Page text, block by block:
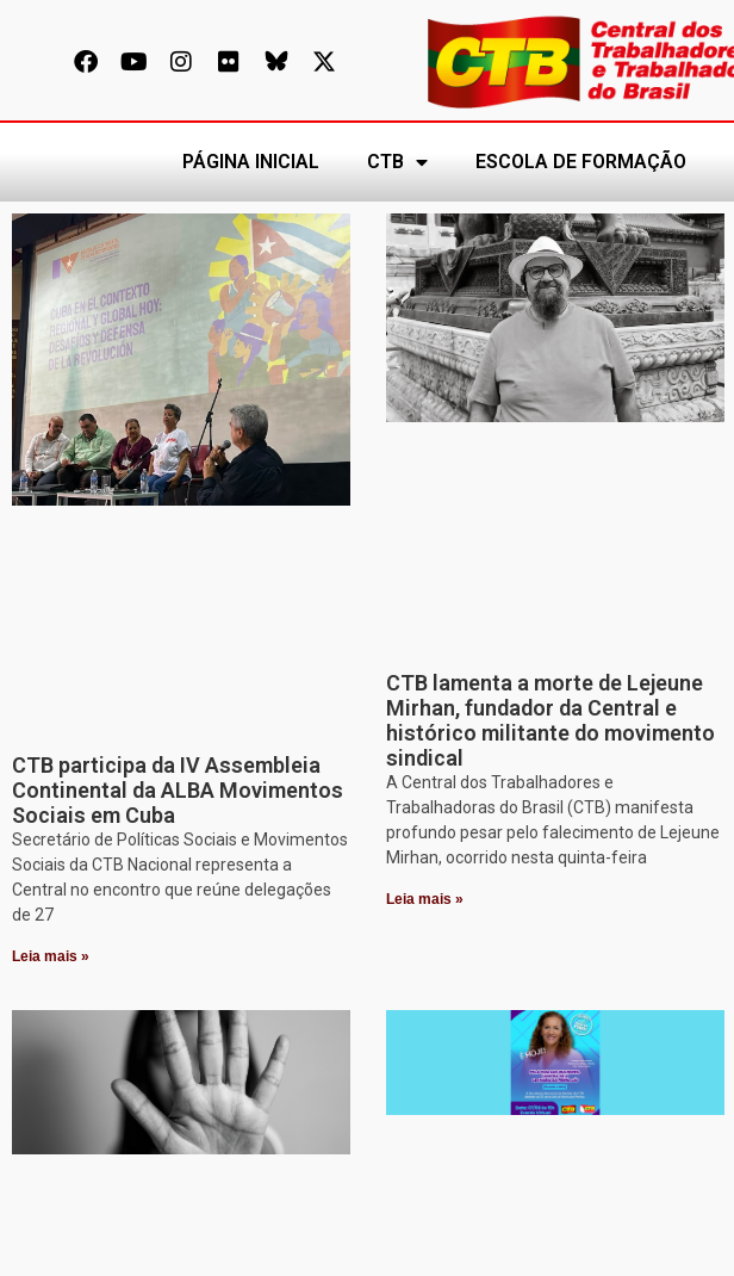
PÁGINA INICIAL CTB ESCOLA DE FORMAÇÃO
CTB participa da IV Assembleia
Continental da ALBA Movimentos
Sociais em Cuba
Secretário de Políticas Sociais e Movimentos
Sociais da CTB Nacional representa a
Central no encontro que reúne delegações
de 27
Leia mais »
CTB lamenta a morte de Lejeune
Mirhan, fundador da Central e
histórico militante do movimento
sindical
A Central dos Trabalhadores e
Trabalhadoras do Brasil (CTB) manifesta
profundo pesar pelo falecimento de Lejeune
Mirhan, ocorrido nesta quinta-feira
Leia mais »